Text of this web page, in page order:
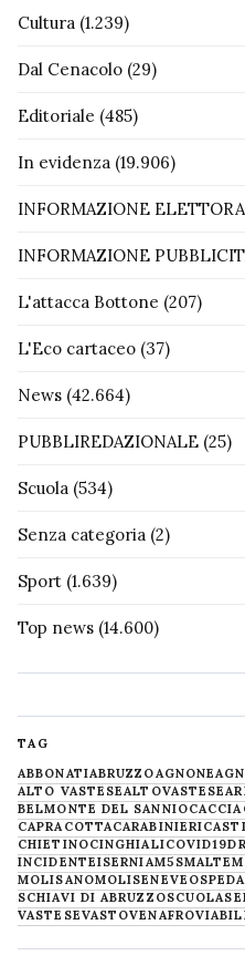
Cultura (1.239)
Dal Cenacolo (29)
Editoriale (485)
In evidenza (19.906)
INFORMAZIONE
INFORMAZIONE
L'attacca Bottone (207)
L'Eco cartaceo (37)
News (42.664)
PUBBLIREDAZIONALE (25)
Scuola (534)
Senza categoria (2)
Sport (1.639)
Top news (14.600)
TAG
ABBONATIABRUZZOAGNONE
ALTO VASTESEALTOVASTESE
BELMONTE DEL SANNIOCACCIA
CAPRACOTTACARABINIERI
CHIETINOCINGHIALICOVID19
INCIDENTEISERNIAM5S
MOLISANOMOLISENEVE
SCHIAVI DI ABRUZZOSCUOLA
VASTESEVASTOVENAFRO